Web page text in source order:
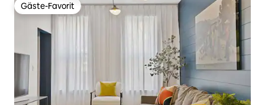
Gäste-Favorit
Gäste-Favorit